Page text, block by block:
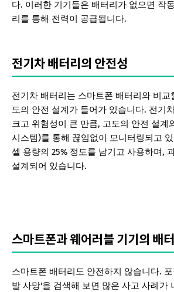
다. 이러한 기기들은 배터리가 없으면 작
리를 통해 전력이 공급됩니다.
전기차 배터리의 안전성
전기차 배터리는 스마트폰 배터리와 비교
도의 안전 설계가 들어가 있습니다. 전기
크고 위험성이 큰 만큼, 고도의 안전 설계
시스템)를 통해 끊임없이 모니터링되고
셀 용량의 25% 정도를 남기고 사용하며,
설계되어 있습니다.
스마트폰과 웨어러블 기기의 배
스마트폰 배터리도 안전하지 않습니다.
발 사망'을 검색해 보면 많은 사고 사례가